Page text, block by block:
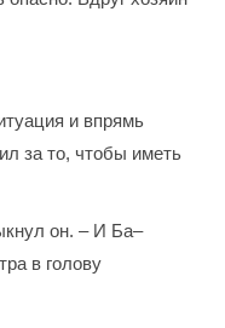
и впрямь
за то, чтобы иметь
он. – И Ба–
в голову